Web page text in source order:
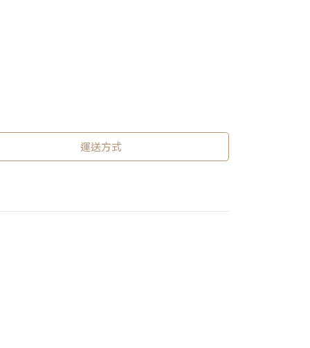
運送方式